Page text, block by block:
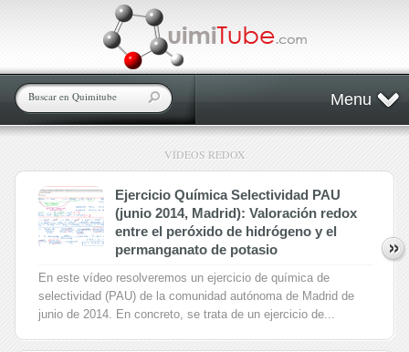
Menu
VÍDEOS REDOX
Ejercicio Química Selectividad PAU
(junio 2014, Madrid): Valoración redox
entre el peróxido de hidrógeno y el
permanganato de potasio
En este vídeo resolveremos un ejercicio de química de
selectividad (PAU) de la comunidad autónoma de Madrid de
junio de 2014. En concreto, se trata de un ejercicio de...